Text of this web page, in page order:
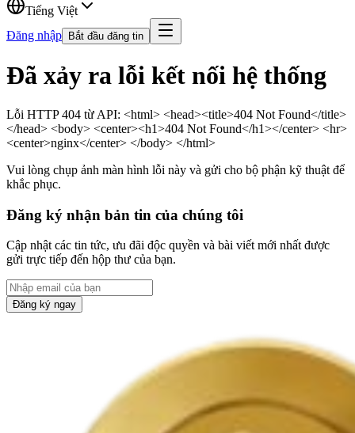
Tiếng Việt
Đăng nhập
Bắt đầu đăng tin
Đã xảy ra lỗi kết nối hệ thống
Lỗi HTTP 404 từ API: <html> <head><title>404 Not Found</title>
</head> <body> <center><h1>404 Not Found</h1></center> <hr>
<center>nginx</center> </body> </html>
Vui lòng chụp ảnh màn hình lỗi này và gửi cho bộ phận kỹ thuật để
khắc phục.
Đăng ký nhận bản tin của chúng tôi
Cập nhật các tin tức, ưu đãi độc quyền và bài viết mới nhất được
gửi trực tiếp đến hộp thư của bạn.
Đăng ký ngay